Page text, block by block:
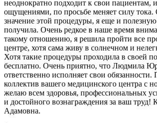
неоднократно подходит к свои пациентам,
ощущениями, по просьбе меняет силу тока.
значение этой процедуры, я еще и
получила. Очень редкое в наше время
такому отношению, я решила пройти все
центре, хотя сама живу в солнечном и
Хотя такие процедуры проходила в своей
бесплатно. Очень приятно, что Людмила
ответственно исполняет свои обязанности.
коллектив вашего медицинского центра с
желаю всем здоровья, профессиональных
и достойного вознаграждения за ваш труд!
Адамовна.